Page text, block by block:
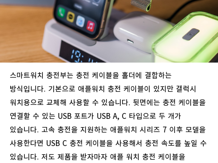
스마트워치 충전부는 충전 케이블을 홀더에 결합하는
방식입니다. 기본으로 애플워치 충전 케이블이 있지만 갤럭시
워치용으로 교체해 사용할 수 있습니다. 뒷면에는 충전 케이블을
연결할 수 있는 USB 포트가 USB A, C 타입으로 두 개가
있습니다. 고속 충전을 지원하는 애플워치 시리즈 7 이후 모델을
사용한다면 USB C 충전 케이블을 사용해서 충전 속도를 높일 수
있습니다. 저도 제품을 받자마자 애플 워치 충전 케이블을